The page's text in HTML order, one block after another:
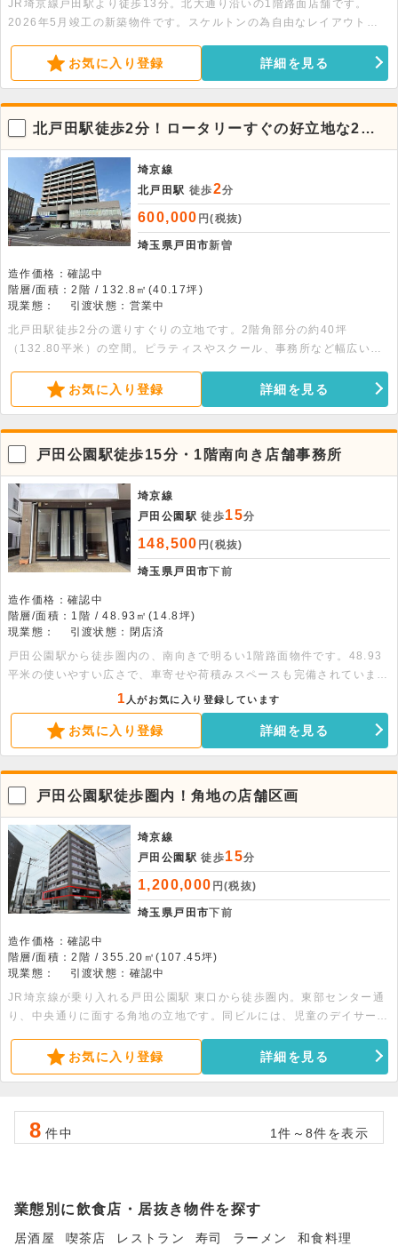
JR埼京線戸田駅より徒歩13分。北大通り沿いの1階路面店舗です。
2026年5月竣工の新築物件です。スケルトンの為自由なレイアウトが
お気に入り登録 詳細を見る
北戸田駅徒歩2分！ロータリーすぐの好立地な2階
店舗事務所
埼京線
北戸田駅 徒歩2分
600,000 円(税抜)
埼玉県戸田市新曽
造作価格：確認中
階層/面積：2階 / 132.8㎡(40.17坪)
現業態：
引渡状態：営業中
北戸田駅徒歩2分の選りすぐりの立地です。2階角部分の約40坪
（132.80平米）の空間。ピラティスやスクール、事務所など幅広い業
お気に入り登録 詳細を見る
戸田公園駅徒歩15分・1階南向き店舗事務所
埼京線
戸田公園駅 徒歩15分
148,500 円(税抜)
埼玉県戸田市下前
造作価格：確認中
階層/面積：1階 / 48.93㎡(14.8坪)
現業態：
引渡状態：閉店済
戸田公園駅から徒歩圏内の、南向きで明るい1階路面物件です。48.93
平米の使いやすい広さで、車寄せや荷積みスペースも完備されていま
す。エアコンや専用トイレなど設備も充実。事務所や物販店舗に最適で
す。詳細についてはお問い合わせください。
1 人がお気に入り登録しています
お気に入り登録 詳細を見る
戸田公園駅徒歩圏内！角地の店舗区画
埼京線
戸田公園駅 徒歩15分
1,200,000 円(税抜)
埼玉県戸田市下前
造作価格：確認中
階層/面積：2階 / 355.20㎡(107.45坪)
現業態：
引渡状態：確認中
JR埼京線が乗り入れる戸田公園駅 東口から徒歩圏内。東部センター通
り、中央通りに面する角地の立地です。同ビルには、児童のデイサービ
ご相談ください。お気に入り登録 詳細を見る
8 件中 1件～8件を表示
業態別に飲食店・居抜き物件を探す
居酒屋 喫茶店 レストラン 寿司 ラーメン
和食料理